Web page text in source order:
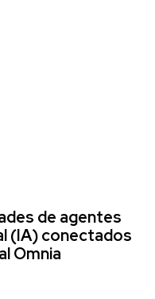
de agentes
(IA) conectados
Omnia